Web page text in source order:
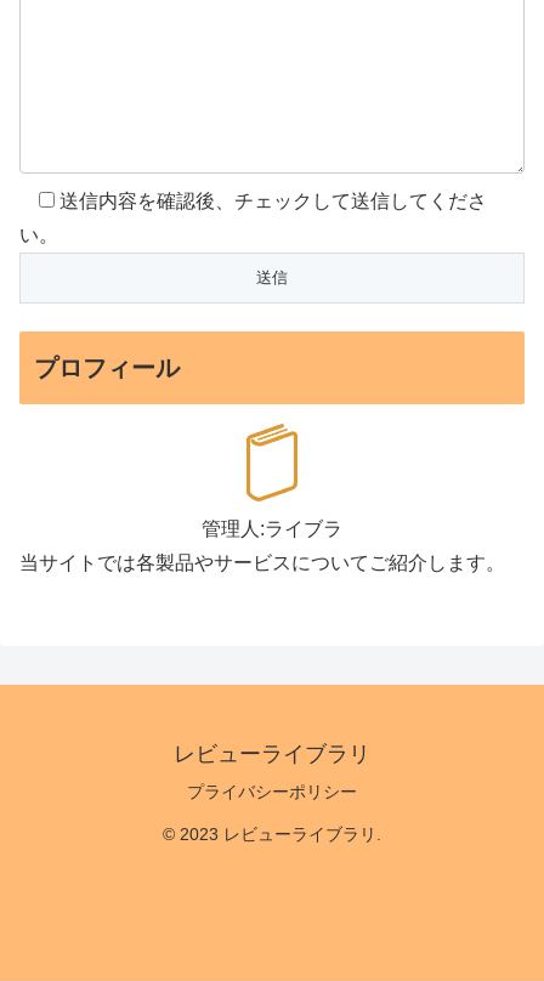
送信内容を確認後、チェックして送信してくださ
い。
プロフィール
管理人:ライブラ
当サイトでは各製品やサービスについてご紹介します。
レビューライブラリ
プライバシーポリシー
© 2023 レビューライブラリ.